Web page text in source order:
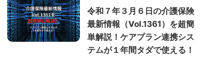
令和７年３月６日の介護保険
最新情報（Vol.1361）を超簡
単解説！ケアプラン連携シス
テムが１年間タダで使える！